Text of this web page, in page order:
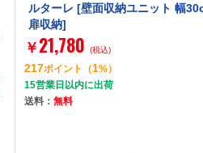
ルターレ [壁面収納ユニット 幅
扉収納]
￥ 21,780 (税込)
217ポイント （1%）
15営業日以内に出荷
送料：無料